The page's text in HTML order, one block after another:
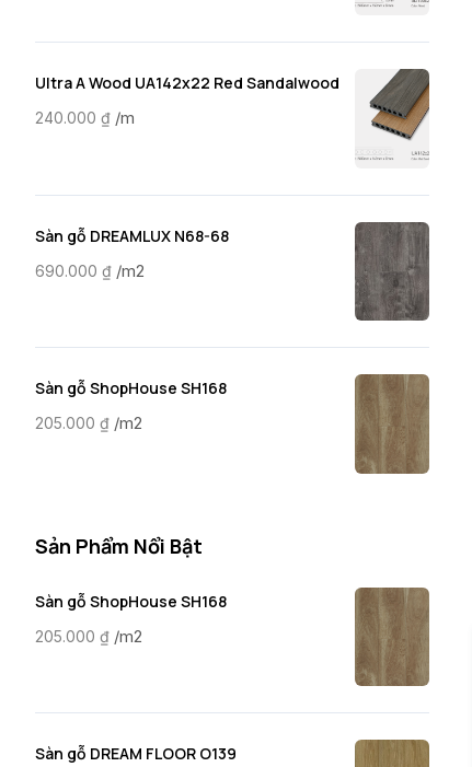
Ultra A Wood UA142x22 Red Sandalwood
240.000 ₫ /m
Sàn gỗ DREAMLUX N68-68
690.000 ₫ /m2
Sàn gỗ ShopHouse SH168
205.000 ₫ /m2
Sản Phẩm Nổi Bật
Sàn gỗ ShopHouse SH168
205.000 ₫ /m2
Sàn gỗ DREAM FLOOR O139